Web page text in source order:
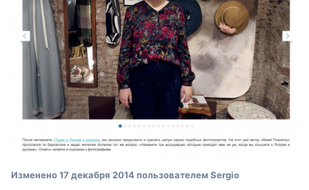
Изменено17 декабря 2014пользователем Sergio